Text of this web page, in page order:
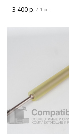
3 400р. / 1 pc